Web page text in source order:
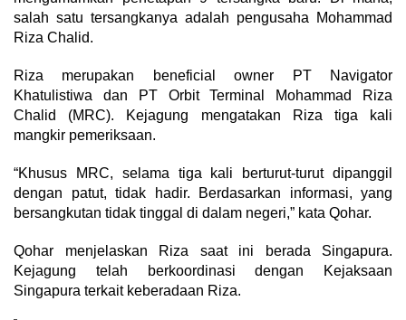
salah satu tersangkanya adalah pengusaha Mohammad
Riza Chalid.
Riza merupakan beneficial owner PT Navigator
Khatulistiwa dan PT Orbit Terminal Mohammad Riza
Chalid (MRC). Kejagung mengatakan Riza tiga kali
mangkir pemeriksaan.
“Khusus MRC, selama tiga kali berturut-turut dipanggil
dengan patut, tidak hadir. Berdasarkan informasi, yang
bersangkutan tidak tinggal di dalam negeri,” kata Qohar.
Qohar menjelaskan Riza saat ini berada Singapura.
Kejagung telah berkoordinasi dengan Kejaksaan
Singapura terkait keberadaan Riza.